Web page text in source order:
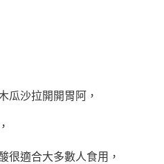
瓜沙拉開開胃阿，
很適合大多數人食用，